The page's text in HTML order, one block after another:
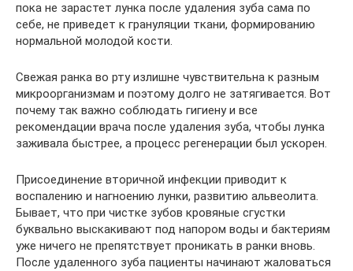
пока не зарастет лунка после удаления зуба сама по
себе, не приведет к грануляции ткани, формированию
нормальной молодой кости.
Свежая ранка во рту излишне чувствительна к разным
микроорганизмам и поэтому долго не затягивается. Вот
почему так важно соблюдать гигиену и все
рекомендации врача после удаления зуба, чтобы лунка
заживала быстрее, а процесс регенерации был ускорен.
Присоединение вторичной инфекции приводит к
воспалению и нагноению лунки, развитию альвеолита.
Бывает, что при чистке зубов кровяные сгустки
буквально выскакивают под напором воды и бактериям
уже ничего не препятствует проникать в ранки вновь.
После удаленного зуба пациенты начинают жаловаться